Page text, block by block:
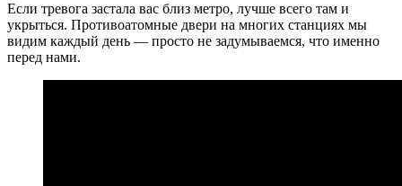
Если тревога застала вас близ метро, лучше всего там и
укрыться. Противоатомные двери на многих станциях мы
видим каждый день — просто не задумываемся, что именно
перед нами.